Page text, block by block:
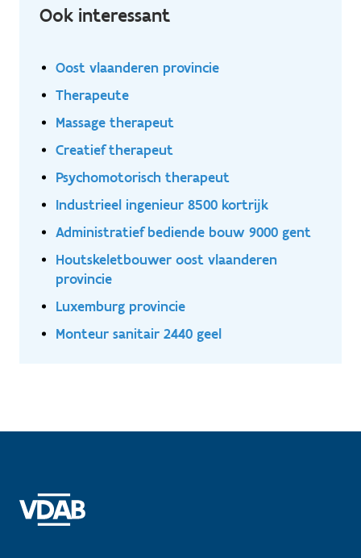
Ook interessant
Oost vlaanderen provincie
Therapeute
Massage therapeut
Creatief therapeut
Psychomotorisch therapeut
Industrieel ingenieur 8500 kortrijk
Administratief bediende bouw 9000 gent
Houtskeletbouwer oost vlaanderen
provincie
Luxemburg provincie
Monteur sanitair 2440 geel